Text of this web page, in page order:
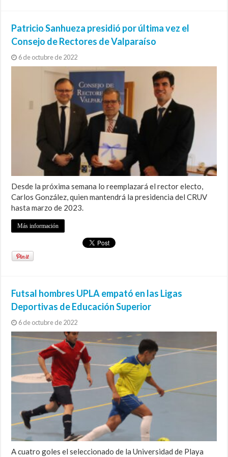
Patricio Sanhueza presidió por última vez el
Consejo de Rectores de Valparaíso
6 de octubre de 2022
Desde la próxima semana lo reemplazará el rector electo,
Carlos González, quien mantendrá la presidencia del CRUV
hasta marzo de 2023.
Más información
Futsal hombres UPLA empató en las Ligas
Deportivas de Educación Superior
6 de octubre de 2022
A cuatro goles el seleccionado de la Universidad de Playa